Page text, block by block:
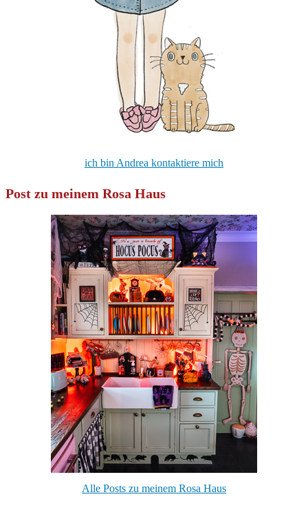
ich bin Andrea kontaktiere mich
Post zu meinem Rosa Haus
Alle Posts zu meinem Rosa Haus